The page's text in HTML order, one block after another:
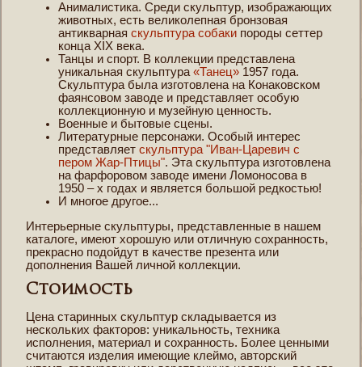
Анималистика. Среди скульптур, изображающих
животных, есть великолепная бронзовая
антикварная скульптура собаки породы сеттер
конца XIX века.
Танцы и спорт. В коллекции представлена
уникальная скульптура «Танец» 1957 года.
Скульптура была изготовлена на Конаковском
фаянсовом заводе и представляет особую
коллекционную и музейную ценность.
Военные и бытовые сцены.
Литературные персонажи. Особый интерес
представляет скульптура "Иван-Царевич с
пером Жар-Птицы". Эта скульптура изготовлена
на фарфоровом заводе имени Ломоносова в
1950 – х годах и является большой редкостью!
И многое другое...
Интерьерные скульптуры, представленные в нашем
каталоге, имеют хорошую или отличную сохранность,
прекрасно подойдут в качестве презента или
дополнения Вашей личной коллекции.
Стоимость
Цена старинных скульптур складывается из
нескольких факторов: уникальность, техника
исполнения, материал и сохранность. Более ценными
считаются изделия имеющие клеймо, авторский